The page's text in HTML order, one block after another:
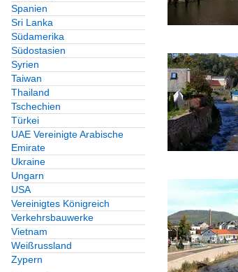
Spanien
Sri Lanka
Südamerika
Südostasien
Syrien
Taiwan
Thailand
Tschechien
Türkei
UAE Vereinigte Arabische
Emirate
Ukraine
Ungarn
USA
Vereinigtes Königreich
Verkehrsbauwerke
Vietnam
Weißrussland
Zypern